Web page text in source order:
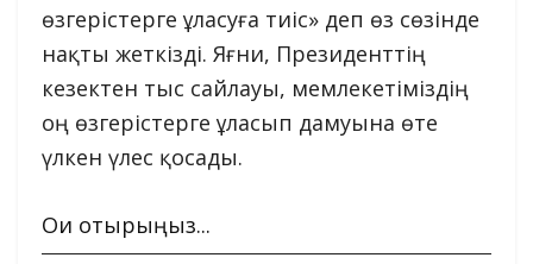
өзгерістерге ұласуға тиіс» деп өз сөзінде
нақты жеткізді. Яғни, Президенттің
кезектен тыс сайлауы, мемлекетіміздің
оң өзгерістерге ұласып дамуына өте
үлкен үлес қосады.
Оқи отырыңыз...